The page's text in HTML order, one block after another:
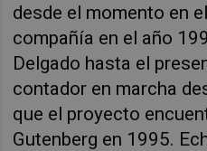
desde el momento en
compañía en el año
Delgado hasta el
contador en marcha
que el proyecto
Gutenberg en 1995.